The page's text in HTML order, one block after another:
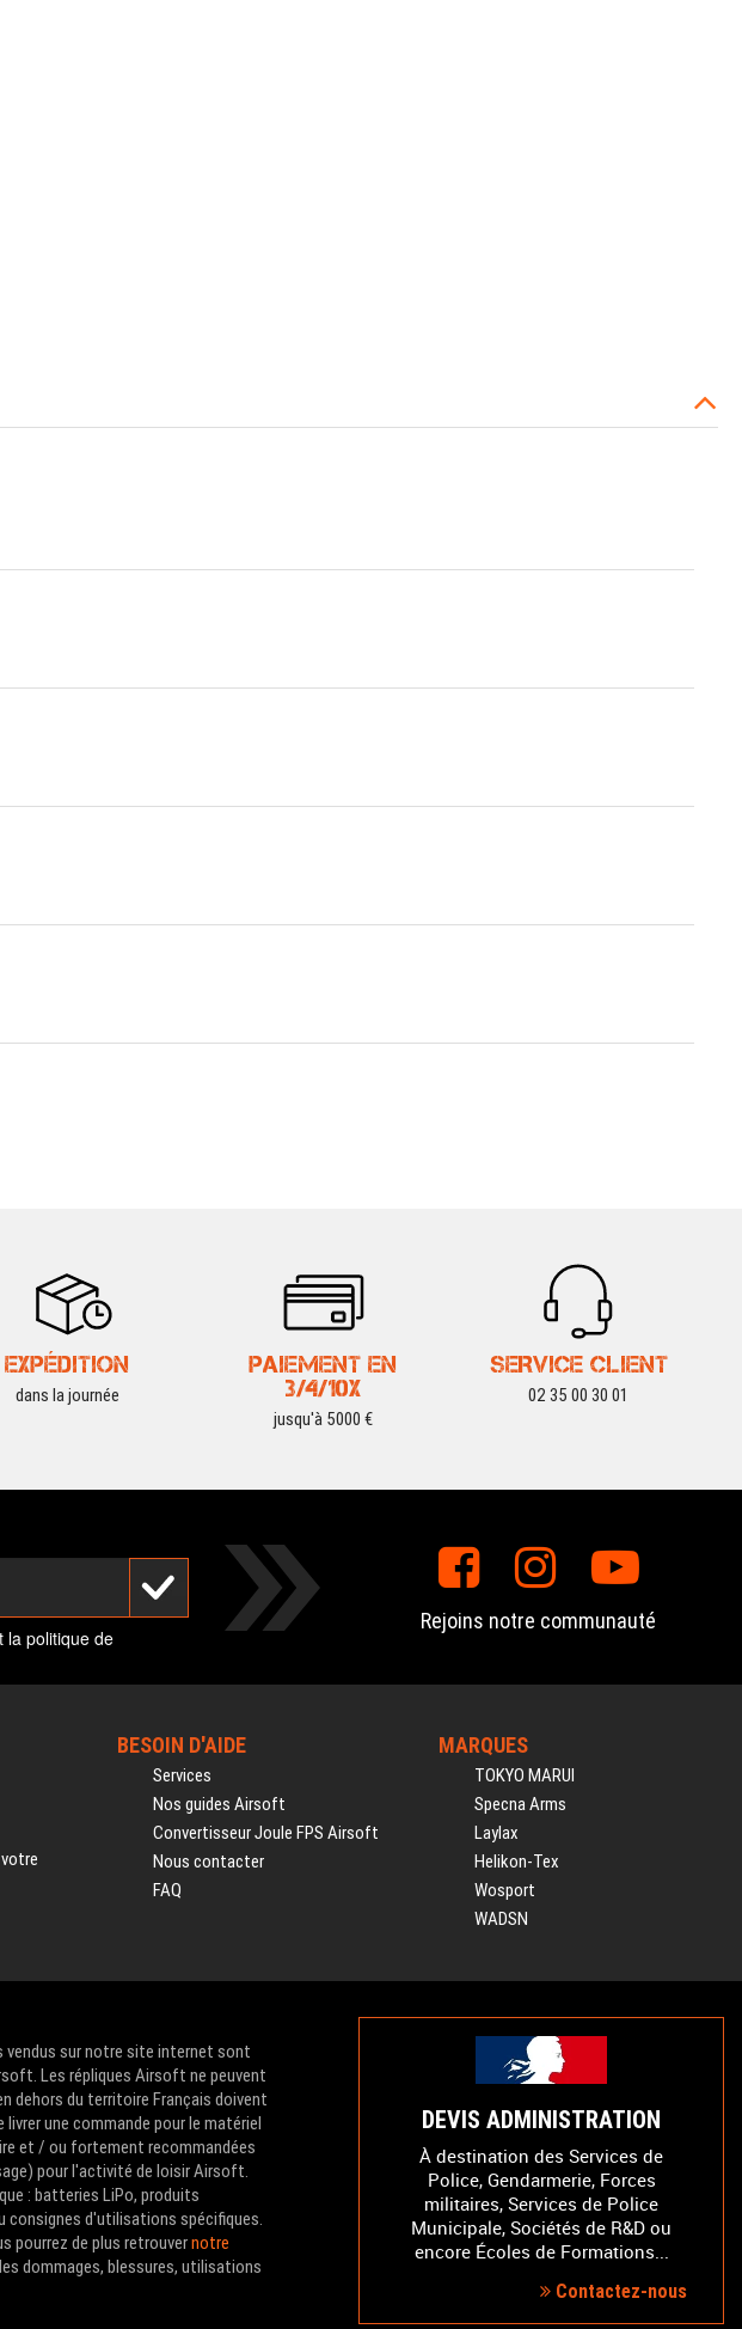
EXPÉDITION
dans la journée
PAIEMENT EN
3/4/10X
jusqu'à 5000 €
SERVICE CLIENT
02 35 00 30 01
lapolitique de
Rejoins notre communauté
BESOIN D'AIDE
Services
Nos guides Airsoft
Convertisseur Joule FPS Airsoft
Nous contacter
FAQ
MARQUES
TOKYO MARUI
Specna Arms
Laylax
Helikon-Tex
Wosport
WADSN
vendus sur notre site internet sont
Les répliques Airsoft ne peuvent
dehors du territoire Français doivent
une commande pour le matériel
et / ou fortement recommandées
pour l'activité de loisir Airsoft.
: batteries LiPo, produits
d'utilisations spécifiques.
pourrez de plus retrouvernotre
dommages, blessures, utilisations
DEVIS ADMINISTRATION
À destination des Services de
Police, Gendarmerie, Forces
militaires, Services de Police
Municipale, Sociétés de R&D ou
encore Écoles de Formations...
Contactez-nous